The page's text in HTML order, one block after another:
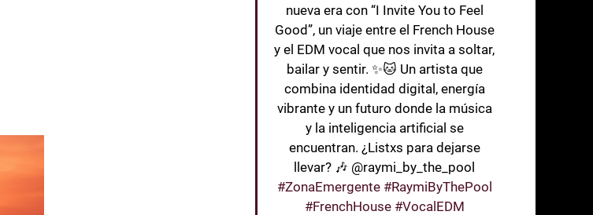
nueva era con “I Invite You to Feel
Good”, un viaje entre el French House
y el EDM vocal que nos invita a soltar,
bailar y sentir. ✨🐱 Un artista que
combina identidad digital, energía
vibrante y un futuro donde la música
y la inteligencia artificial se
encuentran. ¿Listxs para dejarse
llevar? 🎶 @raymi_by_the_pool
#ZonaEmergente #RaymiByThePool
#FrenchHouse #VocalEDM